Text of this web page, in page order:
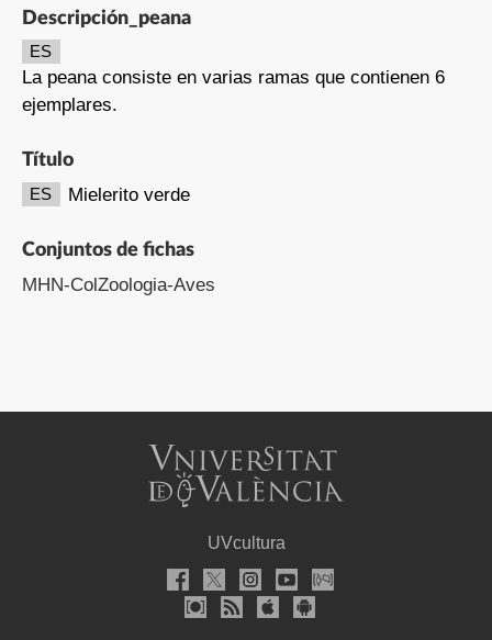
Descripción_peana
ES
La peana consiste en varias ramas que contienen 6
ejemplares.
Título
ES Mielerito verde
Conjuntos de fichas
MHN-ColZoologia-Aves
UVcultura